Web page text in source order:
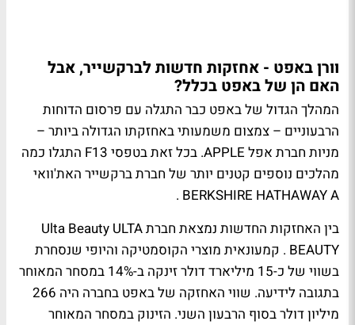
וורן באפט - אחזקות חדשות לברקשייר, אבל
האם הן של באפט בכלל?
המהלך הגדול של באפט כבר התגלה עם פרסום הדוחות
הרבעוניים – צמצום משמעותי באחזקתו הגדולה ביותר –
מניות חברת אפל APPLE. בכל זאת בטפסי F13 התגלו כמה
מהלכים נוספים קטנים יותר של חברת ברקשייר האת'וואי
BERKSHIRE HATHAWAY A .
בין האחזקות החדשות נמצאת חברת Ulta Beauty ULTA
BEAUTY . קמעונאית מוצרי הקוסמטיקה והיופי שנסחרת
בשווי של כ-15 מיליארד דולר זינקה ב-14% במסחר המאוחר
בתגובה לידיעה. שווי האחזקה של באפט בחברה היה 266
מיליון דולר בסוף הרבעון השני. הזינוק במסחר המאוחר